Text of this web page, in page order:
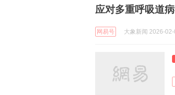
应对多重呼吸道
网易号 大象新闻 2026-02-